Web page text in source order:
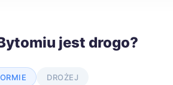
jest drogo?
DROŻEJ